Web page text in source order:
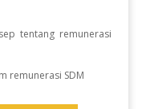
tentang remunerasi
remunerasi SDM